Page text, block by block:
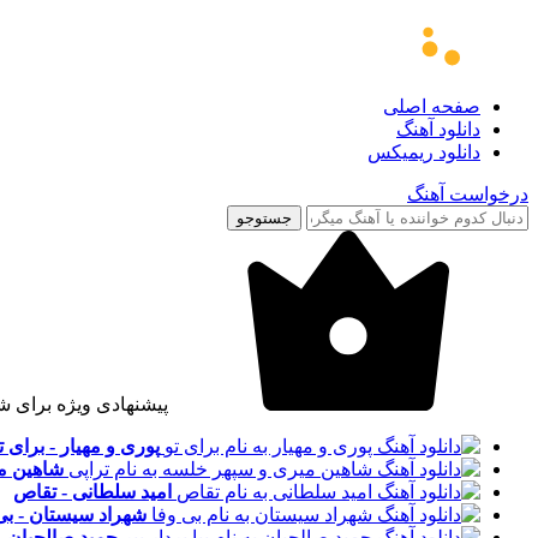
صفحه اصلی
دانلود آهنگ
دانلود ریمیکس
درخواست آهنگ
جستوجو
پیشنهادی ویژه برای
پوری و مهیار - برای
شاهین
امید سلطانی - تقاص
شهراد سیستان -